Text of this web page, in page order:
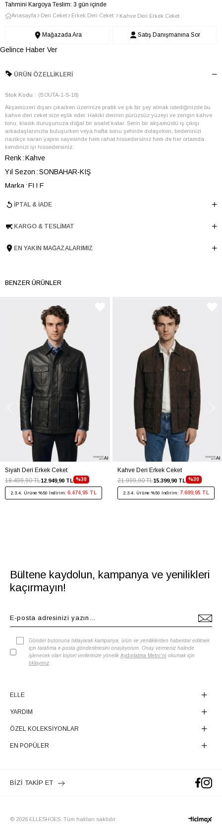
Tahmini Kargoya Teslim: 3 gün içinde
Anasayfa Deri Ceket Erkek Deri Ceket Kahve Deri Erkek Ceket
Mağazada Ara Satış Danışmanına Sor
Gelince Haber Ver
ÜRÜN ÖZELLIKLERI
Stok Kodu (BOUTA-1-S-18)
Akşamüzeri dışarı çıkarken üzerinize pratik ve şık bir şey almak istediğinizde bu
kahve deri ceket size eşlik eder. Hakiki derinin pürüzsüz yüzeyi ve zengin kahve
tonu, klasik duruşunuza doğal bir asalet katar. Serin bir akşamüstü iş çıkışı
arkadaşlarınızla buluşurken veya hafta sonu şehirde dolaşırken, bedeninizi
nazikçe saran yapısı sayesinde hem rahat hissedersiniz hem de her ortamda
kendinizi iyi hissedersiniz.
Renk Kahve
Yıl Sezon SONBAHAR-KIŞ
Marka ELLE
Cinsiyet
ERKEK
Astar Malzemesi Tekstil
İPTAL & İADE
KARGO & TESLIMAT
EN YAKIN MAĞAZALARIMIZ
BENZER ÜRÜNLER
Siyah Deri Erkek Ceket
%30
12.949,90 TL
18.499,90 TL
2.3.4. Ürüne %50 İndirim: 6.474,95 TL
Kahve Deri Erkek Ceket
%30
15.399,90 TL
21.999,90 TL
2.3.4. Ürüne %50 İndirim: 7.699,95 TL
Bültene kaydolun, kampanya ve yenilikleri
kaçırmayın!
Gönder butonuna tıklayarak kampanya, ürün ve yeniliklerden haberdar edilmek
için tarafıma e-posta gönderilmesini onaylıyorum. Onay vermeniz halinde
işlenecek olan kişisel verilerinize yönelik Aydınlatma Metni'ni okumak için
tıklayınız
ELLE
YARDIM
ÖZEL KOLEKSİYONLAR
EN POPÜLER
BİZİ TAKİP ET
© 2026 ELLESHOES. Tüm hakları saklıdır.